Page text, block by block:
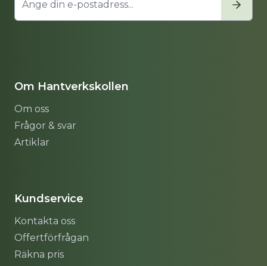
Om Hantverkskollen
Om oss
Frågor & svar
Artiklar
Kundservice
Kontakta oss
Offertförfrågan
Räkna pris